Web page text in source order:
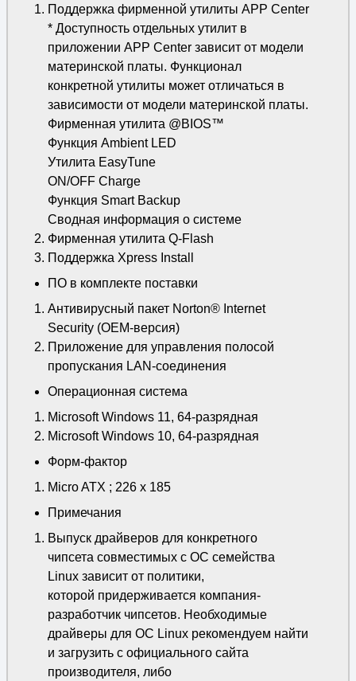
Поддержка фирменной утилиты APP Center
* Доступность отдельных утилит в
приложении APP Center зависит от модели
материнской платы. Функционал
конкретной утилиты может отличаться в
зависимости от модели материнской платы.
Фирменная утилита @BIOS™
Функция Ambient LED
Утилита EasyTune
ON/OFF Charge
Функция Smart Backup
Сводная информация о системе
Фирменная утилита Q-Flash
Поддержка Xpress Install
ПО в комплекте поставки
Антивирусный пакет Norton® Internet
Security (OEM-версия)
Приложение для управления полосой
пропускания LAN-соединения
Операционная система
Microsoft Windows 11, 64-разрядная
Microsoft Windows 10, 64-разрядная
Форм-фактор
Micro ATX ; 226 x 185
Примечания
Выпуск драйверов для конкретного
чипсета совместимых с ОС семейства
Linux зависит от политики,
которой придерживается компания-
разработчик чипсетов. Необходимые
драйверы для ОС Linux рекомендуем найти
и загрузить с официального сайта
производителя, либо